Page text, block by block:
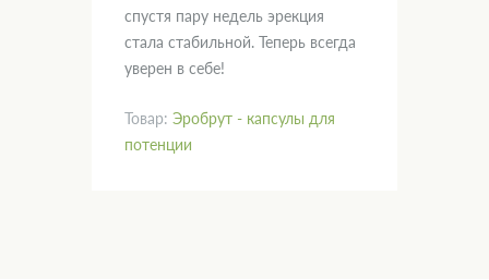
спустя пару недель эрекция
стала стабильной. Теперь всегда
уверен в себе!
Товар: Эробрут - капсулы для
потенции